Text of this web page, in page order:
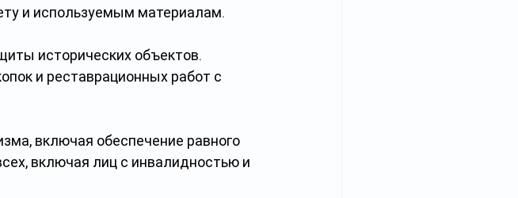
и используемым материалам.
исторических объектов.
и реставрационных работ с
включая обеспечение равного
включая лиц с инвалидностью и